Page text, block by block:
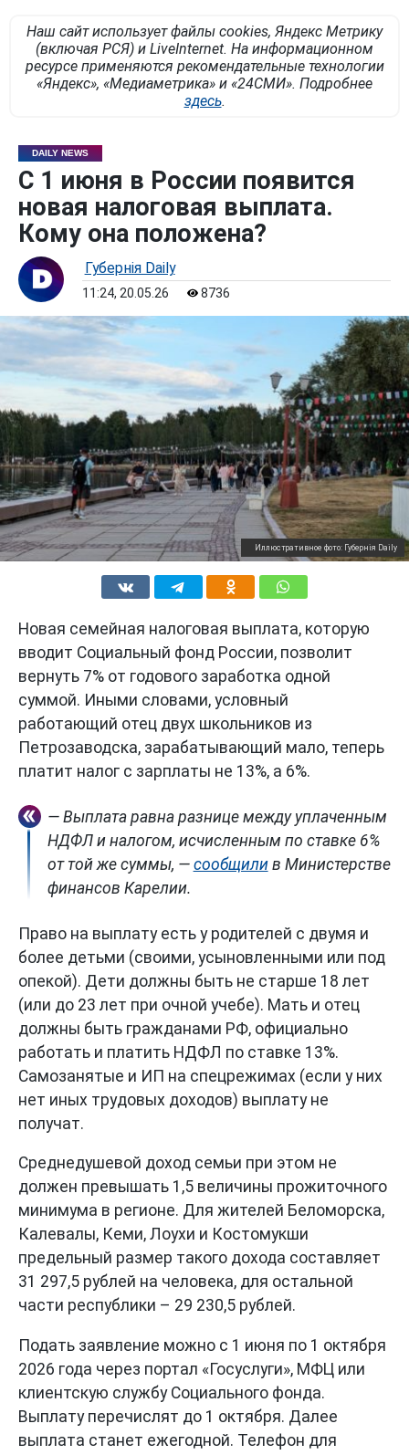
Наш сайт использует файлы cookies, Яндекс Метрику
(включая РСЯ) и LiveInternet. На информационном
ресурсе применяются рекомендательные технологии
«Яндекс», «Медиаметрика» и «24СМИ». Подробнее
здесь.
DAILY NEWS
С 1 июня в России появится
новая налоговая выплата.
Кому она положена?
Губернiя Daily
11:24, 20.05.26 8736
Иллюстративное фото: Губернiя Daily
Новая семейная налоговая выплата, которую
вводит Социальный фонд России, позволит
вернуть 7% от годового заработка одной
суммой. Иными словами, условный
работающий отец двух школьников из
Петрозаводска, зарабатывающий мало, теперь
платит налог с зарплаты не 13%, а 6%.
— Выплата равна разнице между уплаченным
НДФЛ и налогом, исчисленным по ставке 6%
от той же суммы, — сообщилив Министерстве
финансов Карелии.
Право на выплату есть у родителей с двумя и
более детьми (своими, усыновленными или под
опекой). Дети должны быть не старше 18 лет
(или до 23 лет при очной учебе). Мать и отец
должны быть гражданами РФ, официально
работать и платить НДФЛ по ставке 13%.
Самозанятые и ИП на спецрежимах (если у них
нет иных трудовых доходов) выплату не
получат.
Среднедушевой доход семьи при этом не
должен превышать 1,5 величины прожиточного
минимума в регионе. Для жителей Беломорска,
Калевалы, Кеми, Лоухи и Костомукши
предельный размер такого дохода составляет
31 297,5 рублей на человека, для остальной
части республики – 29 230,5 рублей.
Подать заявление можно с 1 июня по 1 октября
2026 года через портал «Госуслуги», МФЦ или
клиентскую службу Социального фонда.
Выплату перечислят до 1 октября. Далее
выплата станет ежегодной. Телефон для